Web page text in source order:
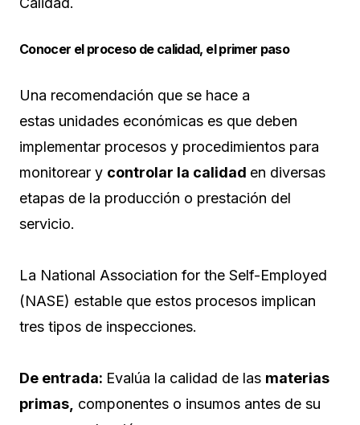
Conocer el proceso de calidad, el primer paso
Una recomendación que se hace a
estas unidades económicas es que deben
implementar procesos y procedimientos para
monitorear y controlar la calidad en diversas
etapas de la producción o prestación del
servicio.
La National Association for the Self-Employed
(NASE) estable que estos procesos implican
tres tipos de inspecciones.
De entrada: Evalúa la calidad de las materias
primas, componentes o insumos antes de su